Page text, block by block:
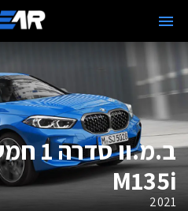
ב.מ.וו
M135i
2021